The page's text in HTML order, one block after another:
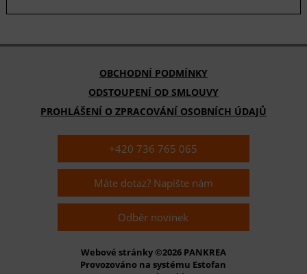
OBCHODNÍ PODMÍNKY
ODSTOUPENÍ OD SMLOUVY
PROHLÁŠENÍ O ZPRACOVÁNÍ OSOBNÍCH ÚDAJŮ
+420 736 765 065
Máte dotaz? Napište nám
Odběr novinek
Webové stránky ©2026 PANKREA
Provozováno na systému Estofan